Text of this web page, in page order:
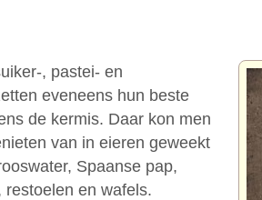
, pastei- en
eveneens hun beste
de kermis. Daar kon men
van in eieren geweekt
Spaanse pap,
restoelen en wafels.